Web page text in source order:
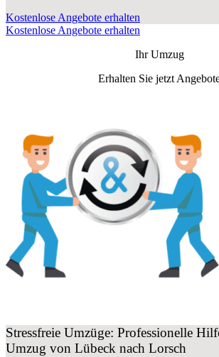
Kostenlose Angebote erhalten
Kostenlose Angebote erhalten
Ihr Umzug
Erhalten Sie jetzt
Stressfreie Umzüge: Professionelle
Umzug von Lübeck nach Lorsch